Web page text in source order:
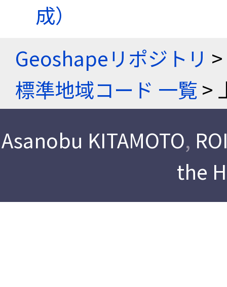
成）
Geoshapeリポジトリ >
標準地域コード 一覧>
Asanobu KITAMOTO,
the